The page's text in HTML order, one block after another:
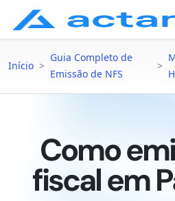
Início >
Guia Completo de
Emissão de NFS
>
Como
fiscal em